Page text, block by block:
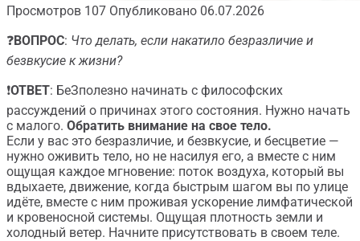
Просмотров 107 Опубликовано 06.07.2026
❓ВОПРОС: Что делать, если накатило безразличие и
безвкусие к жизни?
❗️ОТВЕТ: БеЗполезно начинать с философских
рассуждений о причинах этого состояния. Нужно начать
с малого. Обратить внимание на свое тело.
Если у вас это безразличие, и безвкусие, и бесцветие —
нужно оживить тело, но не насилуя его, а вместе с ним
ощущая каждое мгновение: поток воздуха, который вы
вдыхаете, движение, когда быстрым шагом вы по улице
идёте, вместе с ним проживая ускорение лимфатической
и кровеносной системы. Ощущая плотность земли и
холодный ветер. Начните присутствовать в своем теле.